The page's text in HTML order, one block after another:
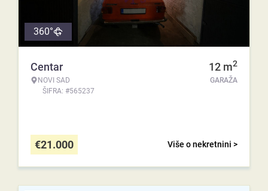
360°
Centar
NOVI SAD
ŠIFRA: #565237
12 m2
GARAŽA
Više o nekretnini >
€21.000